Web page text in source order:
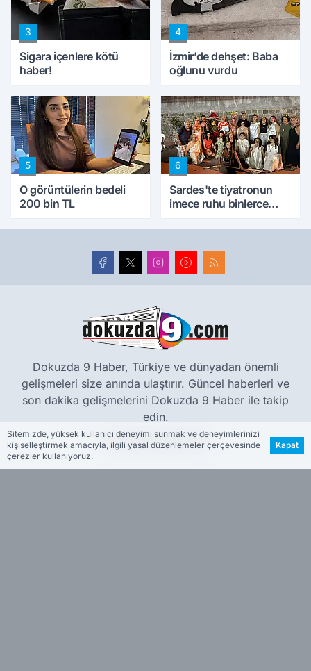
3
Sigara içenlere kötü
haber!
4
İzmir’de dehşet: Baba
oğlunu vurdu
5
O görüntülerin bedeli
200 bin TL
6
Sardes'te tiyatronun
imece ruhu binlerce
Dokuzda 9 Haber, Türkiye ve dünyadan önemli
gelişmeleri size anında ulaştırır. Güncel haberleri ve
son dakika gelişmelerini Dokuzda 9 Haber ile takip
edin.
www.dokuzda9.com
Sitemizde, yüksek kullanıcı deneyimi sunmak ve deneyimlerinizi
kişiselleştirmek amacıyla, ilgili yasal düzenlemeler çerçevesinde
çerezler kullanıyoruz.
Kapat